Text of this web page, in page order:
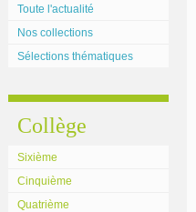
Toute l'actualité
Nos collections
Sélections thématiques
Collège
Sixième
Cinquième
Quatrième